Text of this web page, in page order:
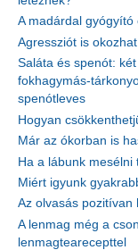
A madárdal gyógyító
Agressziót is
Saláta és spenót:
fokhagymás-
spenótleves
Hogyan
Már az ókorban is
Ha a lábunk mesélni
Miért igyunk
Az olvasás pozitívan
A lenmag még a
lenmagtearecepttel